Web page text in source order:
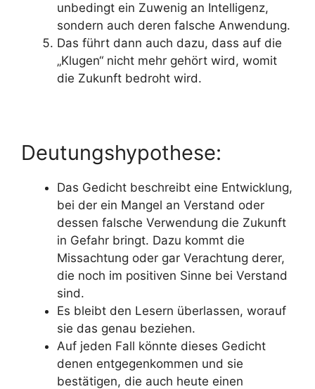
unbedingt ein Zuwenig an Intelligenz,
sondern auch deren falsche Anwendung.
Das führt dann auch dazu, dass auf die
„Klugen“ nicht mehr gehört wird, womit
die Zukunft bedroht wird.
Deutungshypothese:
Das Gedicht beschreibt eine Entwicklung,
bei der ein Mangel an Verstand oder
dessen falsche Verwendung die Zukunft
in Gefahr bringt. Dazu kommt die
Missachtung oder gar Verachtung derer,
die noch im positiven Sinne bei Verstand
sind.
Es bleibt den Lesern überlassen, worauf
sie das genau beziehen.
Auf jeden Fall könnte dieses Gedicht
denen entgegenkommen und sie
bestätigen, die auch heute einen